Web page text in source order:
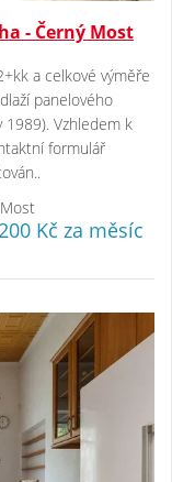
- Černý Most
a celkové výměře
panelového
Vzhledem k
formulář
Kč za měsíc